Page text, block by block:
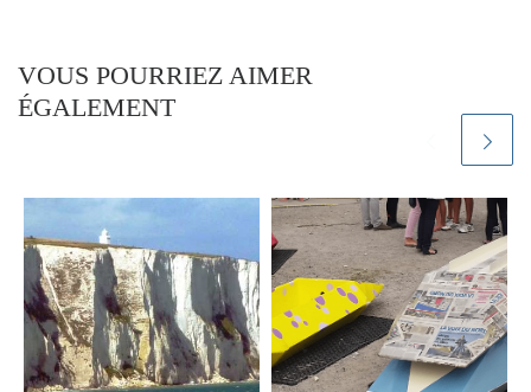
VOUS POURRIEZ AIMER
ÉGALEMENT